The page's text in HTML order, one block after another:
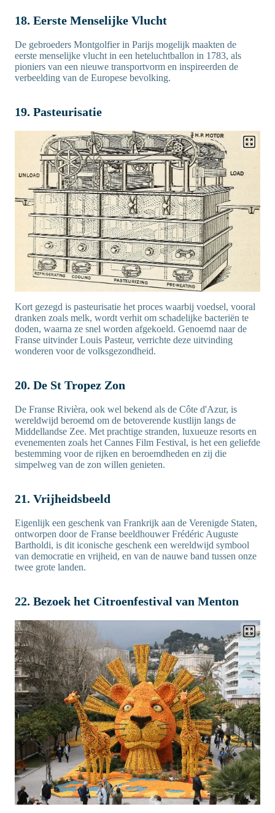
18. Eerste Menselijke Vlucht
De gebroeders Montgolfier in Parijs mogelijk maakten de
eerste menselijke vlucht in een heteluchtballon in 1783, als
pioniers van een nieuwe transportvorm en inspireerden de
verbeelding van de Europese bevolking.
19. Pasteurisatie
Kort gezegd is pasteurisatie het proces waarbij voedsel, vooral
dranken zoals melk, wordt verhit om schadelijke bacteriën te
doden, waarna ze snel worden afgekoeld. Genoemd naar de
Franse uitvinder Louis Pasteur, verrichte deze uitvinding
wonderen voor de volksgezondheid.
20. De St Tropez Zon
De Franse Rivièra, ook wel bekend als de Côte d'Azur, is
wereldwijd beroemd om de betoverende kustlijn langs de
Middellandse Zee. Met prachtige stranden, luxueuze resorts en
evenementen zoals het Cannes Film Festival, is het een geliefde
bestemming voor de rijken en beroemdheden en zij die
simpelweg van de zon willen genieten.
21. Vrijheidsbeeld
Eigenlijk een geschenk van Frankrijk aan de Verenigde Staten,
ontworpen door de Franse beeldhouwer Frédéric Auguste
Bartholdi, is dit iconische geschenk een wereldwijd symbool
van democratie en vrijheid, en van de nauwe band tussen onze
twee grote landen.
22. Bezoek het Citroenfestival van Menton